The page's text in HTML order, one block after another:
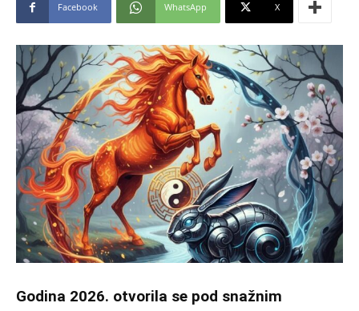
Facebook WhatsApp X
Godina 2026. otvorila se pod snažnim